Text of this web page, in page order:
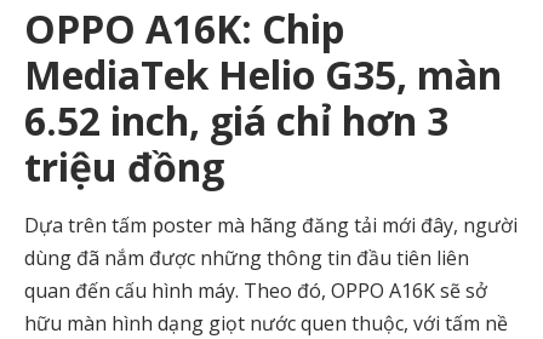
OPPO A16K: Chip
MediaTek Helio G35, màn
6.52 inch, giá chỉ hơn 3
triệu đồng
Dựa trên tấm poster mà hãng đăng tải mới đây, người
dùng đã nắm được những thông tin đầu tiên liên
quan đến cấu hình máy. Theo đó, OPPO A16K sẽ sở
hữu màn hình dạng giọt nước quen thuộc, với tấm nề